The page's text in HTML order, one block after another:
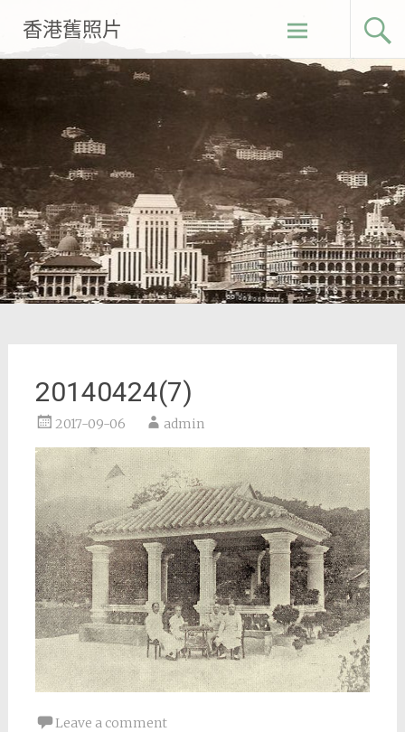
content
香港舊照片
20140424(7)
2017-09-06 admin
Leave a comment